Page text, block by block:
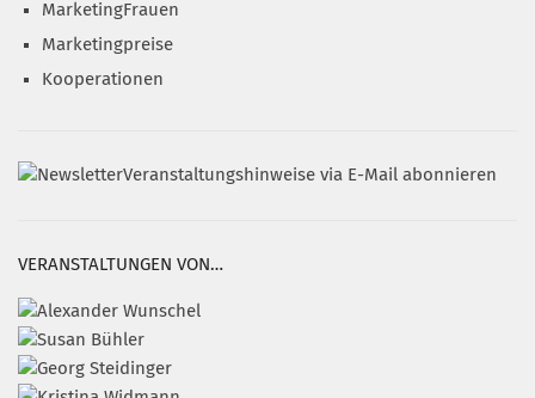
MarketingFrauen
Marketingpreise
Kooperationen
Veranstaltungshinweise via E-Mail abonnieren
VERANSTALTUNGEN VON…